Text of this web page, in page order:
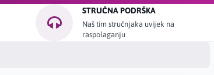
STRUČNA PODRŠKA
Naš tim stručnjaka uvijek na
raspolaganju